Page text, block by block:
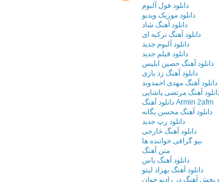
دانلود فول آلبوم
دانلود موزیک ویدیو
دانلود آهنگ شاد
دانلود آهنگ ترکیه ای
دانلود آلبوم جدید
دانلود فیلم جدید
دانلود آهنگ حصین ابلیس
دانلود آهنگ زد بازی
دانلود آهنگ مهدی احمدوند
آهنگ مرتضی پاشایی
دانلود آهنگ Armin 2afm
دانلود آهنگ محسن یگانه
دانلود رپ جدید
دانلود آهنگ خارجی
بیو گرافی خواننده ها
متن آهنگ
دانلود آهنگ یاس
دانلود آهنگ بهزاد لیتو
پخش آهنگ در رادیو جوان